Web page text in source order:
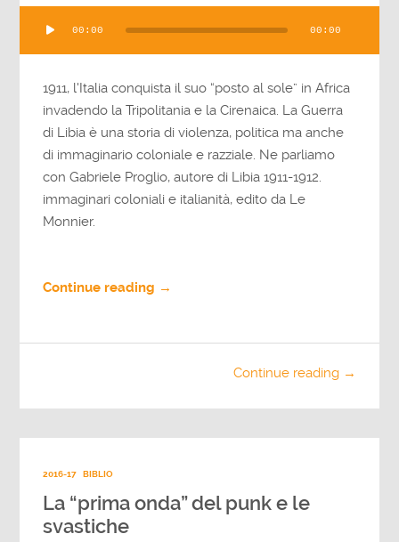
Player
00:00 00:00
1911, l'Italia conquista il suo “posto al sole” in Africa
invadendo la Tripolitania e la Cirenaica. La Guerra
di Libia è una storia di violenza, politica ma anche
di immaginario coloniale e razziale. Ne parliamo
con Gabriele Proglio, autore di Libia 1911-1912.
immaginari coloniali e italianità, edito da Le
Monnier.
Continue reading →
Continue reading →
2016-17 BIBLIO
La “prima onda” del punk e le
svastiche